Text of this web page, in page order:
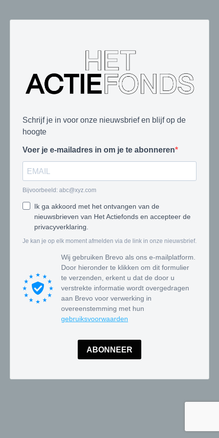
Schrijf je in voor onze nieuwsbrief en blijf op de
hoogte
Voer je e-mailadres in om je te abonneren
Bijvoorbeeld: abc@xyz.com
Ik ga akkoord met het ontvangen van de
nieuwsbrieven van Het Actiefonds en accepteer de
privacyverklaring.
Je kan je op elk moment afmelden via de link in onze nieuwsbrief.
Wij gebruiken Brevo als ons e-mailplatform.
Door hieronder te klikken om dit formulier
te verzenden, erkent u dat de door u
verstrekte informatie wordt overgedragen
aan Brevo voor verwerking in
overeenstemming met hun
gebruiksvoorwaarden
ABONNEER